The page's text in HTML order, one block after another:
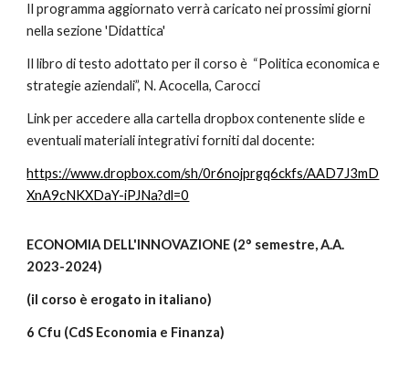
Il programma aggiornato verrà caricato nei prossimi giorni
nella sezione 'Didattica'
Il libro di testo adottato per il corso è “Politica economica e
strategie aziendali”, N. Acocella, Carocci
Link per accedere alla cartella dropbox contenente slide e
eventuali materiali integrativi forniti dal docente:
https://www.dropbox.com/sh/0r6nojprgq6ckfs/AAD7J3mD
XnA9cNKXDaY-iPJNa?dl=0
ECONOMIA DELL'INNOVAZIONE (2° semestre, A.A.
2023-2024)
(il corso è erogato in italiano)
6 Cfu (CdS Economia e Finanza)